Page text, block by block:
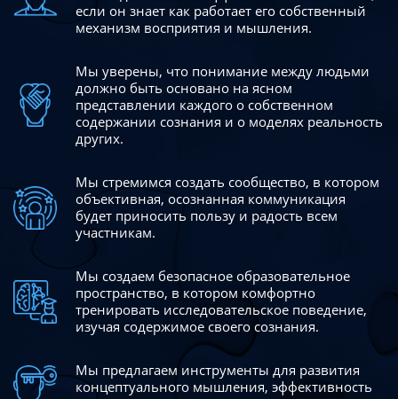
если он знает как работает его собственный
механизм восприятия и мышления.
Мы уверены, что понимание между людьми
должно быть основано на ясном
представлении каждого о собственном
содержании сознания и о моделях реальность
других.
Мы стремимся создать сообщество, в котором
объективная, осознанная коммуникация
будет приносить пользу и радость всем
участникам.
Мы создаем безопасное образовательное
пространство, в котором комфортно
тренировать исследовательское поведение,
изучая содержимое своего сознания.
Мы предлагаем инструменты для развития
концептуального мышления, эффективность